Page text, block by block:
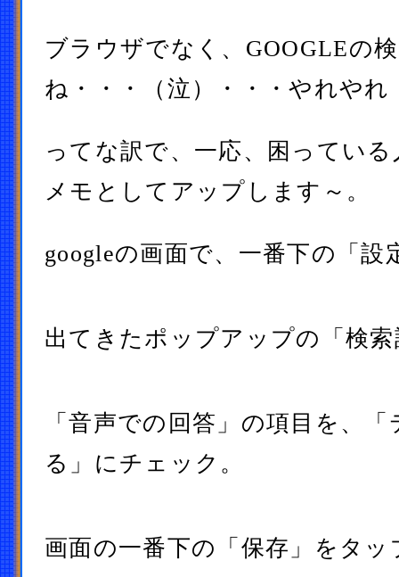
ブラウザでなく、GOOGLEの
ね・・・（泣）・・・やれやれ
ってな訳で、一応、困ってい
メモとしてアップします～。
googleの画面で、一番下の「設
出てきたポップアップの「検
「音声での回答」の項目を、
る」にチェック。
画面の一番下の「保存」をタ